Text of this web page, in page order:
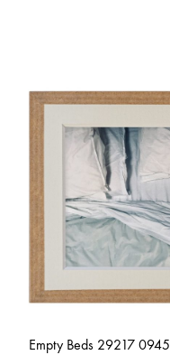
Empty Beds 29217 0945